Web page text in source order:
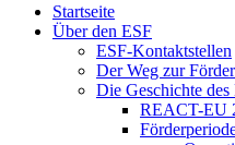
Start­sei­te
Über den ESF
ESF-Kon­takt­stel­len
Der Weg zur
Die Ge­schich­te des
RE­ACT-EU